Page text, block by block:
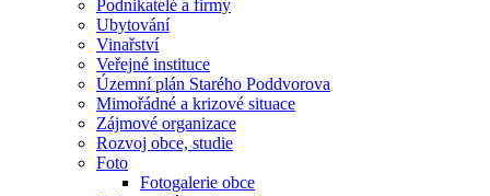
Podnikatelé a firmy
Ubytování
Vinařství
Veřejné instituce
Územní plán Starého Poddvorova
Mimořádné a krizové situace
Zájmové organizace
Rozvoj obce, studie
Foto
Fotogalerie obce